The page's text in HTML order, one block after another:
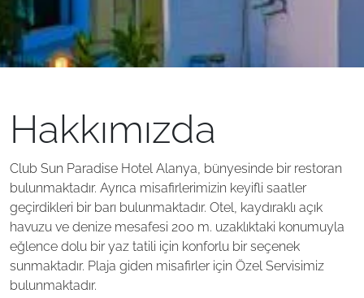
Hakkımızda
Club Sun Paradise Hotel Alanya, bünyesinde bir restoran
bulunmaktadır. Ayrıca misafirlerimizin keyifli saatler
geçirdikleri bir barı bulunmaktadır. Otel, kaydıraklı açık
havuzu ve denize mesafesi 200 m. uzaklıktaki konumuyla
eğlence dolu bir yaz tatili için konforlu bir seçenek
sunmaktadır. Plaja giden misafirler için Özel Servisimiz
bulunmaktadır.